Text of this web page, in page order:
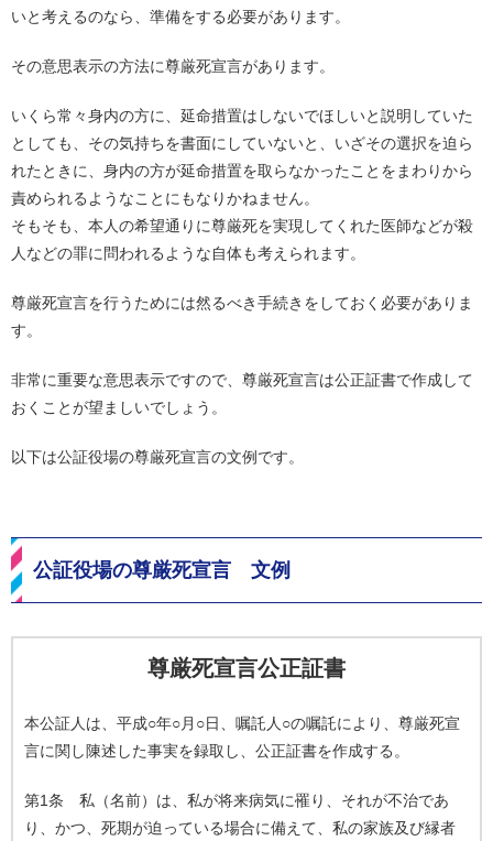
いと考えるのなら、準備をする必要があります。
その意思表示の方法に尊厳死宣言があります。
いくら常々身内の方に、延命措置はしないでほしいと説明していた
としても、その気持ちを書面にしていないと、いざその選択を迫ら
れたときに、身内の方が延命措置を取らなかったことをまわりから
責められるようなことにもなりかねません。
そもそも、本人の希望通りに尊厳死を実現してくれた医師などが殺
人などの罪に問われるような自体も考えられます。
尊厳死宣言を行うためには然るべき手続きをしておく必要がありま
す。
非常に重要な意思表示ですので、尊厳死宣言は公正証書で作成して
おくことが望ましいでしょう。
以下は公証役場の尊厳死宣言の文例です。
公証役場の尊厳死宣言 文例
尊厳死宣言公正証書
本公証人は、平成○年○月○日、嘱託人○の嘱託により、尊厳死宣
言に関し陳述した事実を録取し、公正証書を作成する。
第1条 私（名前）は、私が将来病気に罹り、それが不治であ
り、かつ、死期が迫っている場合に備えて、私の家族及び縁者